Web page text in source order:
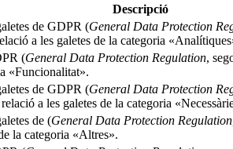
Descripció
de GDPR (General Data Protection
a les galetes de la categoria
(General Data Protection Regulation,
«Funcionalitat».
de GDPR (General Data Protection
a les galetes de la categoria
de (General Data Protection Regulation
la categoria «Altres».